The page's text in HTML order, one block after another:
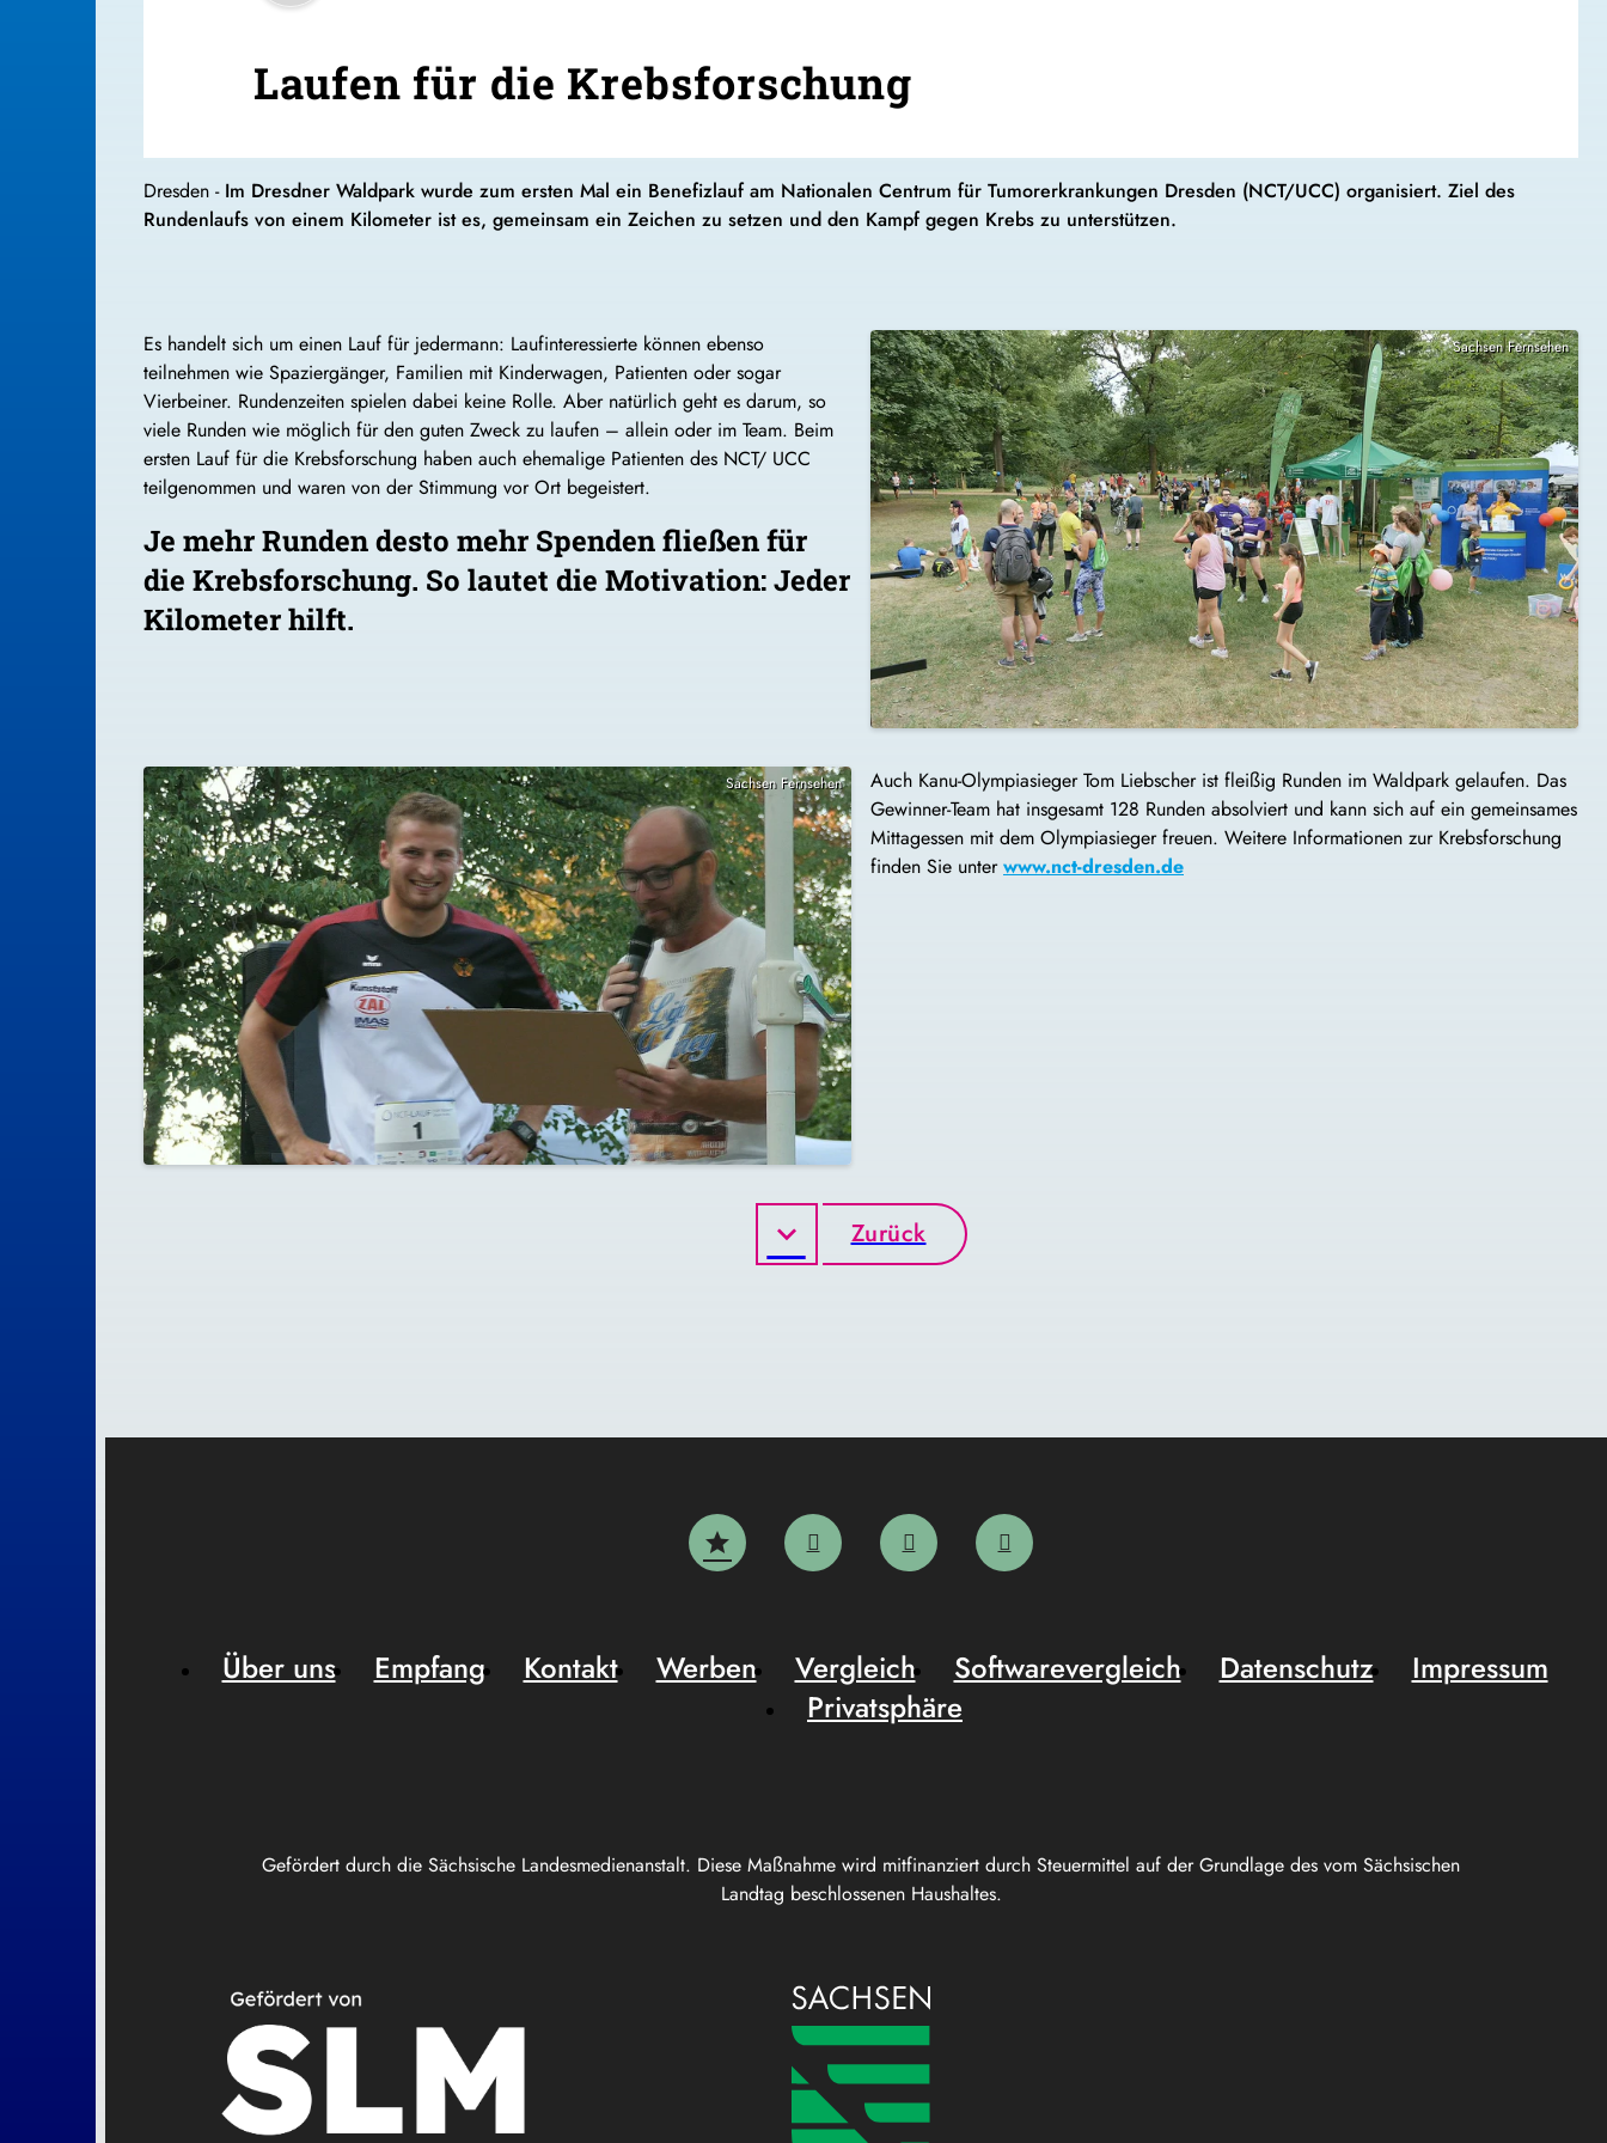
Laufen für die Krebsforschung
Dresden - Im Dresdner Waldpark wurde zum ersten Mal ein Benefizlauf am Nationalen Centrum für Tumorerkrankungen Dresden (NCT/UCC) organisiert. Ziel des
Rundenlaufs von einem Kilometer ist es, gemeinsam ein Zeichen zu setzen und den Kampf gegen Krebs zu unterstützen.
Es handelt sich um einen Lauf für jedermann: Laufinteressierte können ebenso
teilnehmen wie Spaziergänger, Familien mit Kinderwagen, Patienten oder sogar
Vierbeiner. Rundenzeiten spielen dabei keine Rolle. Aber natürlich geht es darum, so
viele Runden wie möglich für den guten Zweck zu laufen – allein oder im Team. Beim
ersten Lauf für die Krebsforschung haben auch ehemalige Patienten des NCT/ UCC
teilgenommen und waren von der Stimmung vor Ort begeistert.
Je mehr Runden desto mehr Spenden fließen für
die Krebsforschung. So lautet die Motivation: Jeder
Kilometer hilft.
Sachsen Fernsehen
Sachsen Fernsehen
Auch Kanu-Olympiasieger Tom Liebscher ist fleißig Runden im Waldpark gelaufen. Das
Gewinner-Team hat insgesamt 128 Runden absolviert und kann sich auf ein gemeinsames
Mittagessen mit dem Olympiasieger freuen. Weitere Informationen zur Krebsforschung
finden Sie unterwww.nct-dresden.de
Zurück
Gefördert durch die Sächsische Landesmedienanstalt. Diese Maßnahme wird mitfinanziert durch Steuermittel auf der Grundlage des vom Sächsischen
Landtag beschlossenen Haushaltes.
Über uns Empfang Kontakt Werben Vergleich Softwarevergleich Datenschutz
Impressum
Privatsphäre